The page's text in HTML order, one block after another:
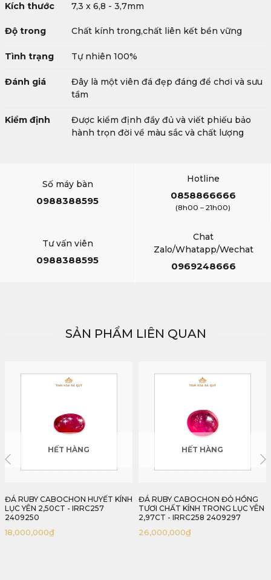
Kích thước 7,3 x 6,8 - 3,7mm
Độ trong Chất kính trong,chất liên kết bền vững
Tình trạng Tự nhiên 100%
Đánh giá
Đây là một viên đá đẹp đáng để chơi và sưu
tầm
Kiểm định
Được kiểm định đầy đủ và viết phiếu bảo
hành trọn đời về màu sắc và chất lượng
Số máy bàn
0988388595
Hotline
0858866666
(8h00 – 21h00)
Tư vấn viên
0988388595
Chat
Zalo/Whatapp/Wechat
0969248666
SẢN PHẨM LIÊN QUAN
HẾT HÀNG
ĐÁ RUBY CABOCHON ĐỎ HỒNG
TƯƠI CHẤT KÍNH TRONG LỤC YÊN
2,97CT - IRRC258 2409297
26,000,000₫
HẾT HÀNG
ĐÁ RUBY CABOCHON HUYẾT KÍNH
LỤC YÊN 2,11CT - IRRC28 24912211
28,000,000₫